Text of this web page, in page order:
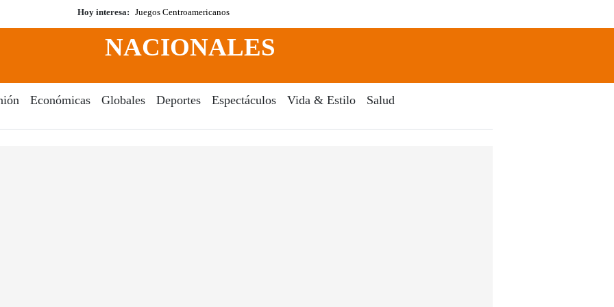
Hoy interesa: Juegos Centroamericanos
Search
NACIONALES
Económicas Globales Deportes Espectáculos Vida & Estilo Salud